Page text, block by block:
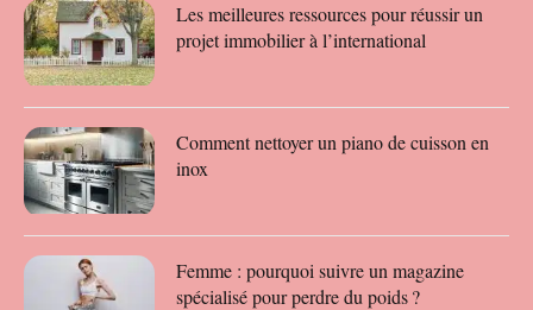
Les meilleures ressources pour réussir un
projet immobilier à l’international
Comment nettoyer un piano de cuisson en
inox​
Femme : pourquoi suivre un magazine
spécialisé pour perdre du poids ?